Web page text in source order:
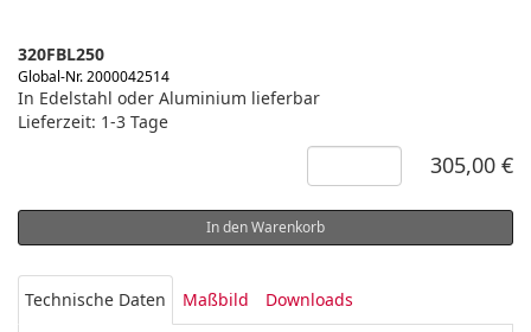
320FBL250
Global-Nr. 2000042514
In Edelstahl oder Aluminium lieferbar
Lieferzeit: 1-3 Tage
305,00 €
In den Warenkorb
Technische Daten Maßbild Downloads